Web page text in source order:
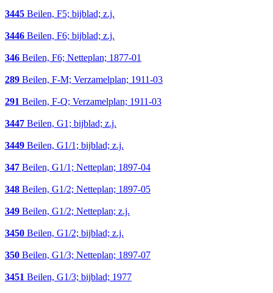
3445 Beilen, F5; bijblad; z.j.
3446 Beilen, F6; bijblad; z.j.
346 Beilen, F6; Netteplan; 1877-01
289 Beilen, F-M; Verzamelplan; 1911-03
291 Beilen, F-Q; Verzamelplan; 1911-03
3447 Beilen, G1; bijblad; z.j.
3449 Beilen, G1/1; bijblad; z.j.
347 Beilen, G1/1; Netteplan; 1897-04
348 Beilen, G1/2; Netteplan; 1897-05
349 Beilen, G1/2; Netteplan; z.j.
3450 Beilen, G1/2; bijblad; z.j.
350 Beilen, G1/3; Netteplan; 1897-07
3451 Beilen, G1/3; bijblad; 1977